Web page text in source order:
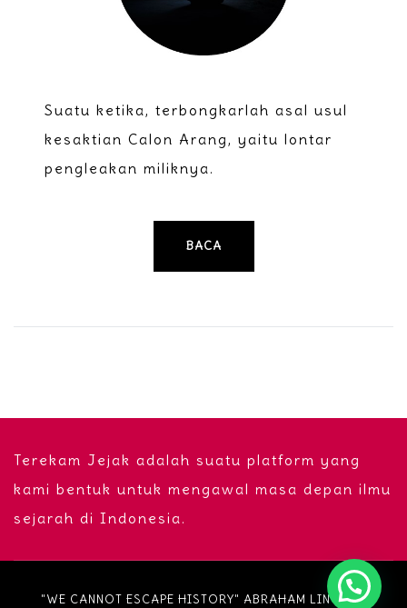
Suatu ketika, terbongkarlah asal usul
kesaktian Calon Arang, yaitu lontar
pengleakan miliknya.
BACA
Terekam Jejak adalah suatu platform yang
kami bentuk untuk mengawal masa depan ilmu
sejarah di Indonesia.
"WE CANNOT ESCAPE HISTORY" ABRAHAM LINCOLN